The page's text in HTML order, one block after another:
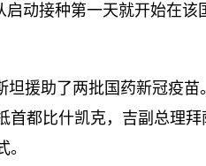
动接种第一天就开始在该
援助了两批国药新冠疫苗
都比什凯克，吉副总理